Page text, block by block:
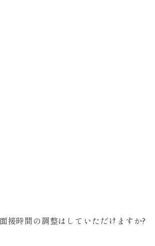
接時間の調整はしていただけますか?